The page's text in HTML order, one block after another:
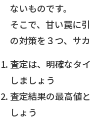
ないものです。
そこで、甘い罠に
の対策を３つ、サ
査定は、明確なタ
しましょう
査定結果の最高値
しょう